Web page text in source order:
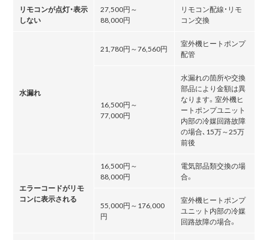
リモコンが点灯・表示
しない
27,500円～
88,000円
リモコン配線・リモ
コン交換
水漏れ
21,780円～76,560円
室外機ヒートポンプ
配管
16,500円～
77,000円
水漏れの箇所や交換
部品により金額は異
なります。室外機ヒ
ートポンプユニット
内部の冷媒回路故障
の場合､15万～25万
前後
エラーコードがリモ
コンに表示される
16,500円～
88,000円
電気部品類交換の場
合。
55,000円～176,000
円
室外機ヒートポンプ
ユニット内部の冷媒
回路故障の場合。